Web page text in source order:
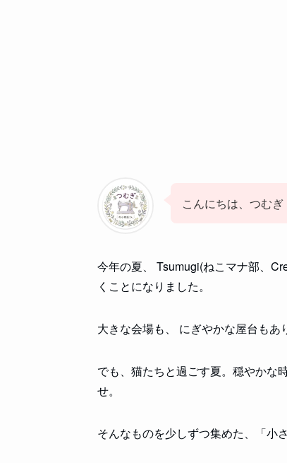
こんにちは、つむ
今年の夏、 Tsumugi(ねこマナ部、
くことになりました。
大きな会場も、 にぎやかな屋台もあ
でも、猫たちと過ごす夏。穏やかな
せ。
そんなものを少しずつ集めた、「小